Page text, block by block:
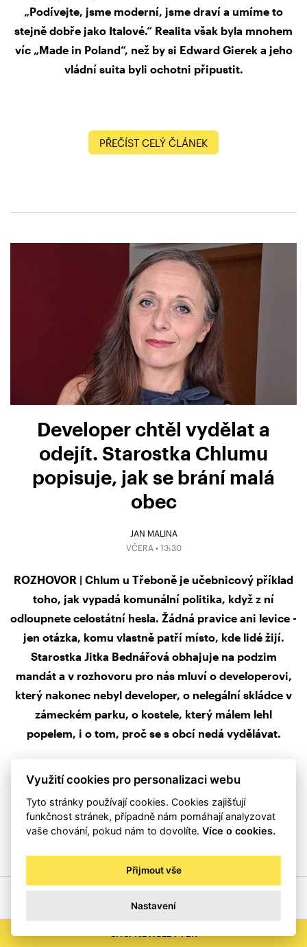
„Podívejte, jsme moderní, jsme draví a umíme to
stejně dobře jako Italové.“ Realita však byla mnohem
víc „Made in Poland“, než by si Edward Gierek a jeho
vládní suita byli ochotni připustit.
PŘEČÍST CELÝ ČLÁNEK
Developer chtěl vydělat a
odejít. Starostka Chlumu
popisuje, jak se brání malá
obec
JAN MALINA
VČERA • 13:30
ROZHOVOR | Chlum u Třeboně je učebnicový příklad
toho, jak vypadá komunální politika, když z ní
odloupnete celostátní hesla. Žádná pravice ani levice -
jen otázka, komu vlastně patří místo, kde lidé žijí.
Starostka Jitka Bednářová obhajuje na podzim
mandát a v rozhovoru pro nás mluví o developerovi,
který nakonec nebyl developer, o nelegální skládce v
zámeckém parku, o kostele, který málem lehl
popelem, i o tom, proč se s obcí nedá vydělávat.
PŘEČÍST CELÝ ČLÁNEK
Využití cookies pro personalizaci webu
Tyto stránky používají cookies. Cookies zajišťují
funkčnost stránek, případně nám pomáhají analyzovat
vaše chování, pokud nám to dovolíte.Více o cookies.
Přijmout vše
Nastavení
CHCI NEWSLETTER